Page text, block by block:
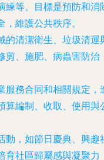
練等。目標是預防和消
維護公共秩序。
的清潔衛生、垃圾清運
剪、施肥、病蟲害防治
服務合同和相關規定，
算編制、收取、使用與
動，如節日慶典、興趣
育社區歸屬感與凝聚力